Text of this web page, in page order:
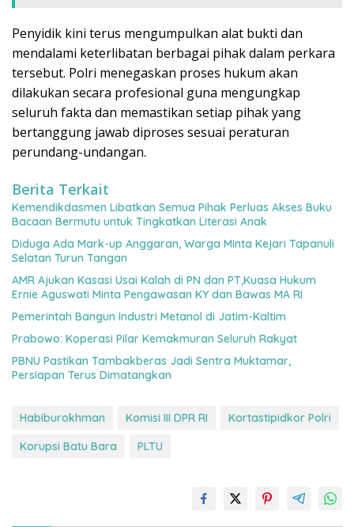
Penyidik kini terus mengumpulkan alat bukti dan
mendalami keterlibatan berbagai pihak dalam perkara
tersebut. Polri menegaskan proses hukum akan
dilakukan secara profesional guna mengungkap
seluruh fakta dan memastikan setiap pihak yang
bertanggung jawab diproses sesuai peraturan
perundang-undangan.
Berita Terkait
Kemendikdasmen Libatkan Semua Pihak Perluas Akses Buku
Bacaan Bermutu untuk Tingkatkan Literasi Anak
Diduga Ada Mark-up Anggaran, Warga Minta Kejari Tapanuli
Selatan Turun Tangan
AMR Ajukan Kasasi Usai Kalah di PN dan PT,Kuasa Hukum
Ernie Aguswati Minta Pengawasan KY dan Bawas MA RI
Pemerintah Bangun Industri Metanol di Jatim-Kaltim
Prabowo: Koperasi Pilar Kemakmuran Seluruh Rakyat
PBNU Pastikan Tambakberas Jadi Sentra Muktamar,
Persiapan Terus Dimatangkan
Habiburokhman Komisi III DPR RI
Kortastipidkor Polri
Korupsi Batu Bara
PLTU